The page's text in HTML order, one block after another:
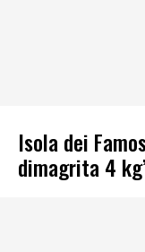
Isola dei
dimagrita 4